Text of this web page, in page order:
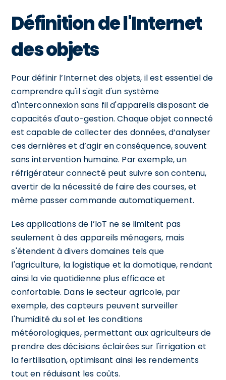
Définition de l'Internet
des objets
Pour définir l’Internet des objets, il est essentiel de
comprendre qu'il s'agit d'un système
d'interconnexion sans fil d'appareils disposant de
capacités d'auto-gestion. Chaque objet connecté
est capable de collecter des données, d’analyser
ces dernières et d’agir en conséquence, souvent
sans intervention humaine. Par exemple, un
réfrigérateur connecté peut suivre son contenu,
avertir de la nécessité de faire des courses, et
même passer commande automatiquement.
Les applications de l’IoT ne se limitent pas
seulement à des appareils ménagers, mais
s'étendent à divers domaines tels que
l'agriculture, la logistique et la domotique, rendant
ainsi la vie quotidienne plus efficace et
confortable. Dans le secteur agricole, par
exemple, des capteurs peuvent surveiller
l'humidité du sol et les conditions
météorologiques, permettant aux agriculteurs de
prendre des décisions éclairées sur l'irrigation et
la fertilisation, optimisant ainsi les rendements
tout en réduisant les coûts.